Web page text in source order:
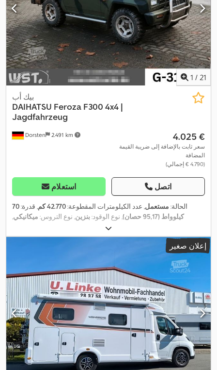
1 / 21
Dorsten 2.491 km
بيك أب
DAIHATSU Feroza F300 4x4 |
Jagdfahrzeug
‏4.025 €
سعر ثابت بالإضافة إلى ضريبة القيمة
المضافة
(‏4.790 € إجمالي)
استعلام اتصل
الحالة: مستعمل, عدد الكيلومترات المقطوعة:42.770 كم , قدرة:70
كيلوواط (95,17 حصان)
, نوع الوقود:بنزين , نوع التروس: ميكانيكي
التسجيل الأول:
معدات:نظام الفرامل المانعة للانغلاق (ABS),
إعلان صغير